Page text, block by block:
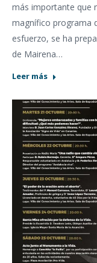
más importante que
magnífico programa
esfuerzo, se ha
de Mairena…
Leer más